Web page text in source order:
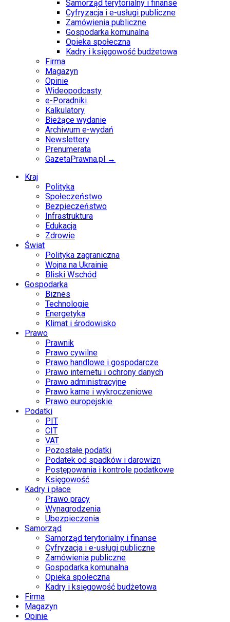
Samorząd terytorialny i finanse
Cyfryzacja i e-usługi publiczne
Zamówienia publiczne
Gospodarka komunalna
Opieka społeczna
Kadry i księgowość budżetowa
Firma
Magazyn
Opinie
Wideopodcasty
e-Poradniki
Kalkulatory
Bieżące wydanie
Archiwum e-wydań
Newslettery
Prenumerata
GazetaPrawna.pl →
Kraj
Polityka
Społeczeństwo
Bezpieczeństwo
Infrastruktura
Edukacja
Zdrowie
Świat
Polityka zagraniczna
Wojna na Ukrainie
Bliski Wschód
Gospodarka
Biznes
Technologie
Energetyka
Klimat i środowisko
Prawo
Prawnik
Prawo cywilne
Prawo handlowe i gospodarcze
Prawo internetu i ochrony danych
Prawo administracyjne
Prawo karne i wykroczeniowe
Prawo europejskie
Podatki
PIT
CIT
VAT
Pozostałe podatki
Podatek od spadków i darowizn
Postępowania i kontrole podatkowe
Księgowość
Kadry i płace
Prawo pracy
Wynagrodzenia
Ubezpieczenia
Samorząd
Samorząd terytorialny i finanse
Cyfryzacja i e-usługi publiczne
Zamówienia publiczne
Gospodarka komunalna
Opieka społeczna
Kadry i księgowość budżetowa
Firma
Magazyn
Opinie